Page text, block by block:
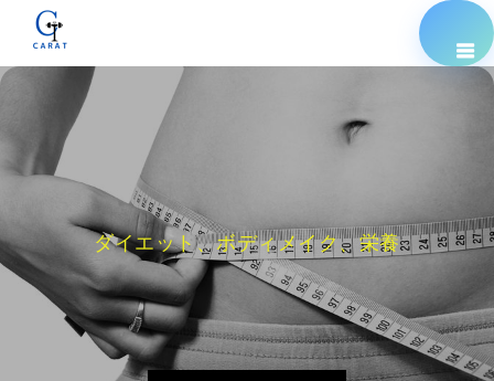
ダ イエット 、ボディメイク、栄養指導など